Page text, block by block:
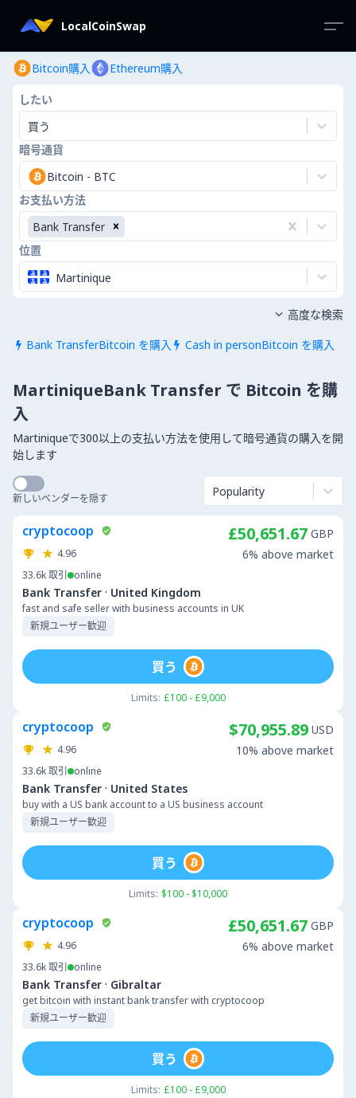
LocalCoinSwap
Bitcoin購入 Ethereum購入
したい
買う
暗号通貨
Bitcoin - BTC
お支払い方法
Bank Transfer
位置
Martinique
 Bank TransferBitcoin を購入  Cash in personBitcoin を購入
 高度な検索
MartiniqueBank Transfer で Bitcoin を購
入
Martiniqueで300以上の支払い方法を使用して暗号通貨の購入を開
始します
新しいベンダーを隠す Popularity
cryptocoop
4.96
33.6k取引 online
Bank Transfer · United Kingdom
fast and safe seller with business accounts in UK
新規ユーザー歓迎
£50,651.67 GBP
6% above market
Limits: £100 - £9,000
買う
cryptocoop
4.96
33.6k取引 online
Bank Transfer · United States
buy with a US bank account to a US business account
新規ユーザー歓迎
$70,955.89 USD
10% above market
Limits: $100 - $10,000
買う
cryptocoop
4.96
33.6k取引 online
Bank Transfer · Gibraltar
get bitcoin with instant bank transfer with cryptocoop
新規ユーザー歓迎
£50,651.67 GBP
6% above market
Limits: £100 - £9,000
買う